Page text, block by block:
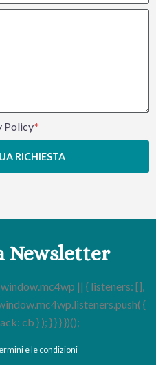
Policy
RICHIESTA
Newsletter
|| { listeners: [],
{
cb } ); } } } })();
e le condizioni